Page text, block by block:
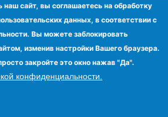
двусторонними
и дельфинов к 23 июля –
дню китов и дельфинов.
сайт, вы соглашаетесь на обработку
данных, в соответствии с
Вы можете заблокировать
изменив настройки Вашего браузера.
закройте это окно нажав "Да".
конфиденциальности.